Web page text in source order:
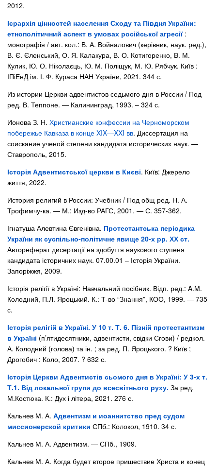
2012.
Ієрархія цінностей населення Сходу та Півдня України:
етнополітичний аспект в умовах російської агресії:
монографія / авт. кол.: В. А. Войналович (керівник, наук. ред.),
В. Є. Єленський, О. Я. Калакура, В. О. Котигоренко, В. М.
Кулик, Ю. О. Ніколаєць, Ю. М. Поліщук, М. Ю. Рябчук. Київ :
ІПіЕнД ім. І. Ф. Кураса НАН України, 2021. 344 с.
Из истории Церкви адвентистов седьмого дня в России / Под
ред. В. Теппоне. — Калининград, 1993. – 324 с.
Ионова З. Н. Христианские конфессии на Черноморском
побережье Кавказа в конце XIX—XXI вв. Диссертация на
соискание ученой степени кандидата исторических наук. —
Ставрополь, 2015.
Історія Адвентистської церкви в Києві. Київ: Джерело
життя, 2022.
История религий в России: Учебник / Под общ ред. Н. А.
Трофимчу-ка. — М.: Изд-во РАГС, 2001. — С. 357-362.
Ігнатуша Алевтина Євгенівна. Протестантська періодика
України як суспільно-політичне явище 20-х рр. ХХ ст.
Автореферат дисертації на здобуття наукового ступеня
кандидата історичних наук. 07.00.01 – Історія України.
Запоріжжя, 2009.
Історія релігії в Україні: Навчальний посібник. Відп. ред.: A.M.
Колодний, П.Л. Яроцький. К.: Т-во “Знання”, КОО, 1999. — 735
с.
Історія релігій в Україні. У 10 т. Т. 6. Пізній протестантизм
в Україні (п’ятидесятники, адвентисти, свідки Єгови) / редкол.
А. Колодний (голова) та ін. ; за ред. П. Яроцького. ? Київ ;
Дрогобич : Коло, 2007. ? 632 с.
Історія Церкви Адвентистів сьомого дня в Україні: У 3-х т.
Т.1. Від локальної групи до всесвітнього руху. За ред.
М.Костюка. К.: Дух і літера, 2021. 276 с.
Кальнев М. А. Адвентизм и иоаннитство пред судом
миссионерской критики СПб.: Колокол, 1910. 34 с.
Кальнев М. А. Адвентизм. — СПб., 1909.
Кальнев М. А. Когда будет второе пришествие Христа и конец